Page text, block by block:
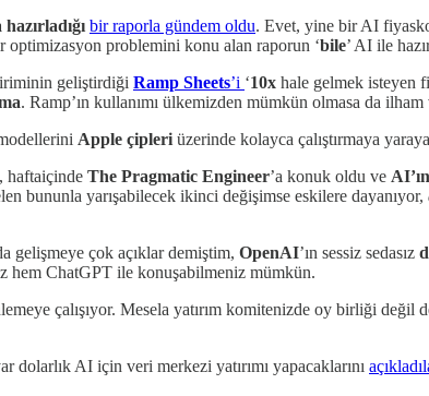
bir raporla gündem oldu. Evet, yine bir AI
optimizasyon problemini konu alan raporun ‘bile’ AI ile
geliştirdiği Ramp Sheets’i ‘10x hale gelmek isteyen
. Ramp’ın kullanımı ülkemizden mümkün olmasa da
Apple çipleri üzerinde kolayca çalıştırmaya
, haftaiçinde The Pragmatic Engineer’a konuk oldu ve AI’ın
bununla yarışabilecek ikinci değişimse eskilere dayanıyor,
gelişmeye çok açıklar demiştim, OpenAI’ın sessiz sedasız
hem ChatGPT ile konuşabilmeniz mümkün.
çalışıyor. Mesela yatırım komitenizde oy birliği
AI için veri merkezi yatırımı yapacaklarını